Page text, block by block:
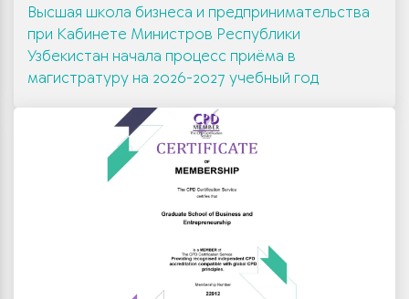
Высшая школа бизнеса и предпринимательства
при Кабинете Министров Республики
Узбекистан начала процесс приёма в
магистратуру на 2026-2027 учебный год